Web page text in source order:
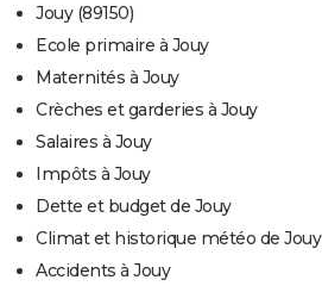
Jouy (89150)
Ecole primaire à Jouy
Maternités à Jouy
Crèches et garderies à Jouy
Salaires à Jouy
Impôts à Jouy
Dette et budget de Jouy
Climat et historique météo de Jouy
Accidents à Jouy